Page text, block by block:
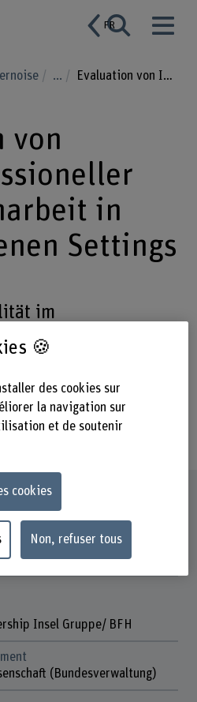
FR
... Evaluation von Interprofessioneller Zusammenarbeit in verschiedenen Settings
von
in
Settings
im
ist relevant. Dieses
Zusammenarbeit in
Institutionen.
Insel Gruppe/ BFH
(Bundesverwaltung)
🍪
des cookies sur
la navigation sur
et de soutenir
cookies
Non, refuser tous